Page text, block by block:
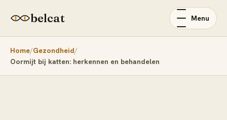
belcat Menu
Home Gezondheid
Oormijt bij katten: herkennen en behandelen